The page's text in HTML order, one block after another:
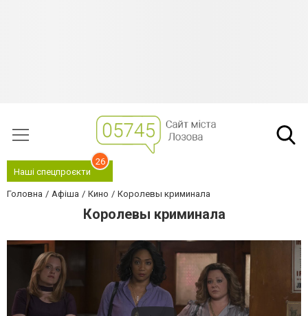
Наші спецпроєкти
26
Головна Афіша Кино Королевы криминала
Королевы криминала